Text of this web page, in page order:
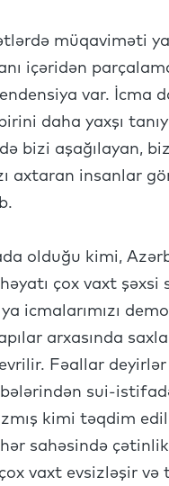
müqaviməti
içəridən
var. İcma
daha yaxşı
bizi aşağılayan,
axtaran insanlar
olduğu kimi,
çox vaxt şəxsi
icmalarımızı
arxasında
Fəallar deyirlər
sui-
kimi təqdim
hər sahəsində
vaxt evsizləşir və